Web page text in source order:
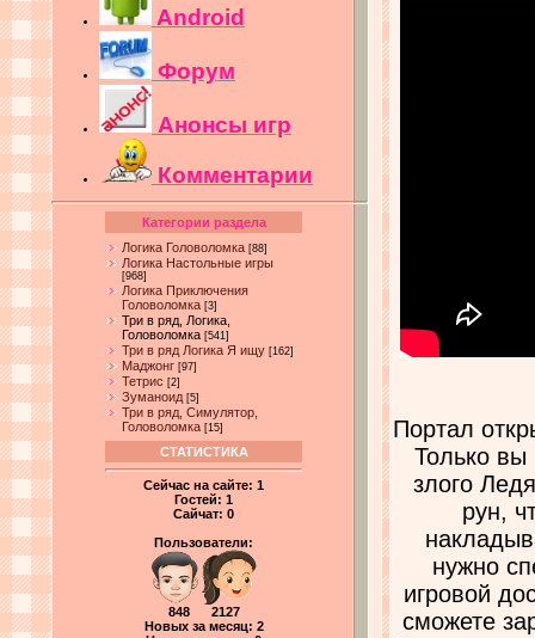
Android
Форум
Анонсы игр
Комментарии
Категории раздела
Логика Головоломка [88]
Логика Настольные игры
[968]
Логика Приключения
Головоломка [3]
Три в ряд, Логика,
Головоломка [541]
Три в ряд Логика Я ищу [162]
Маджонг [97]
Тетрис [2]
Зуманоид [5]
Три в ряд, Симулятор,
Головоломка [15]
СТАТИСТИКА
Сейчас на сайте: 1
Гостей: 1
Сайчат: 0
Пользователи:
848 2127
Новых за месяц: 2
Портал
Только вы
злого
рун,
нужно
игровой
сможете